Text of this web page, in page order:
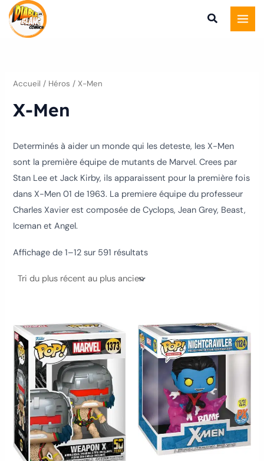
Aller
contenu
Accueil / Héros / X-Men
X-Men
Determinés à aider un monde qui les deteste, les X-Men
sont la première équipe de mutants de Marvel. Crees par
Stan Lee et Jack Kirby, ils apparaissent pour la première fois
dans X-Men 01 de 1963. La premiere équipe du professeur
Charles Xavier est composée de Cyclops, Jean Grey, Beast,
Iceman et Angel.
Affichage de 1–12 sur 591 résultats